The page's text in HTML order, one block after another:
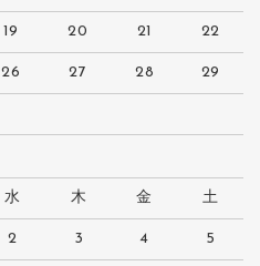
19 20 21 22
26 27 28 29
水 木 金 土
2 3 4 5